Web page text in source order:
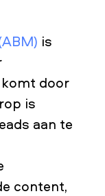
is
door
is
aan te
content,